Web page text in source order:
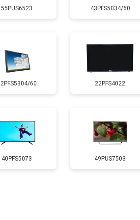
лампы подсветки
блока управления
блока питания
матрицы
55PUS6523 43PFS5034/60
60 22PFS4022
40PFS5073 49PUS7503